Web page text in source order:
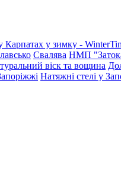
Карпатах у зимку -
Свалява НМП
віск та вощина
Натяжні стелі у